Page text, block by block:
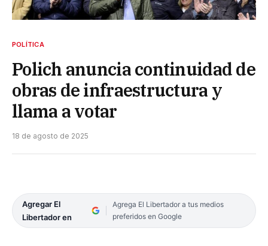
POLÍTICA
Polich anuncia continuidad de
obras de infraestructura y
llama a votar
18 de agosto de 2025
Agregar El
Libertador en
Agrega El Libertador a tus medios
preferidos en Google